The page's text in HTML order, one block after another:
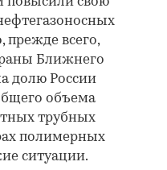
прежде всего,
Ближнего
долю России
объема
трубных
полимерных
ситуации.